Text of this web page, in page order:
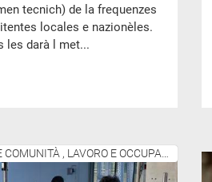
tecnich) de la frequenzes
locales e nazionèles.
les darà l met...